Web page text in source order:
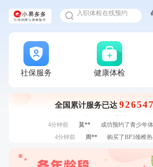
甲状腺癌怎么筛查
社保服务 健康体检
全国累计服务已达 926547
7分钟前
侯**
购买了汤臣倍健水飞蓟葛根丹参片
刚刚
何*
购买了K3颈椎按摩仪（
成功预约女性常规体
成功预约女性常规体
1分钟前
成功预约了女性防癌
购买了固本堂阿胶糕传
2分钟前
周**
成功预约了男性健
4分钟前
莫**
成功预约了青少年
4分钟前
周**
购买了BP3颈椎
6分钟前
张**
成功预约糖尿病强